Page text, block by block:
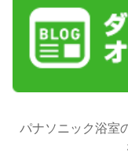
パナソニック浴室